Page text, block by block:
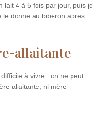
lait 4 à 5 fois par jour, puis je
le donne au biberon après
allaitante
à vivre : on ne peut
allaitante, ni mère